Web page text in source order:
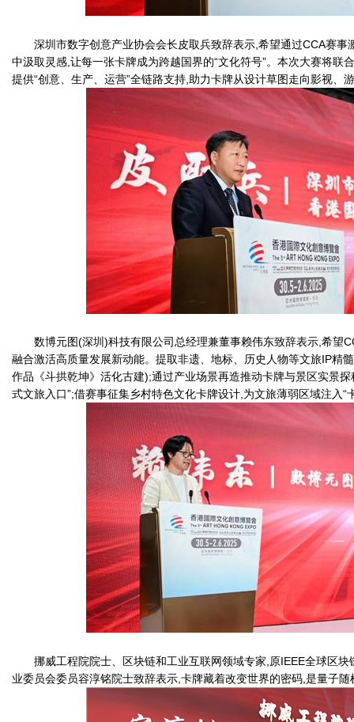
深圳市数字创意产业协会会长皮取兵致辞表示,希望通过CCA赛事
中汲取灵感,让每一张卡牌成为跨越国界的“文化符号”。本次大赛将联
提供“创意、生产、运营”全链路支持,助力卡牌从设计草图走向影视、
数博元图(深圳)科技有限公司总经理兼董事赖伟东致辞表示,希望
融合激活高质量发展新动能。提取非遗、地标、历史人物等文旅IP精
作品《斗拱乾坤》活化古建);通过产业场景再造推动卡牌与景区实景
式文旅入口”;借赛事征集乡村特色文化卡牌设计,为文旅薄弱区域注入
挪威工程院院士、区块链和工业互联网领域专家,原IEEE全球区
业委员会委员容淳铭院士致辞表示,卡牌藏着改变世界的密码,是量子